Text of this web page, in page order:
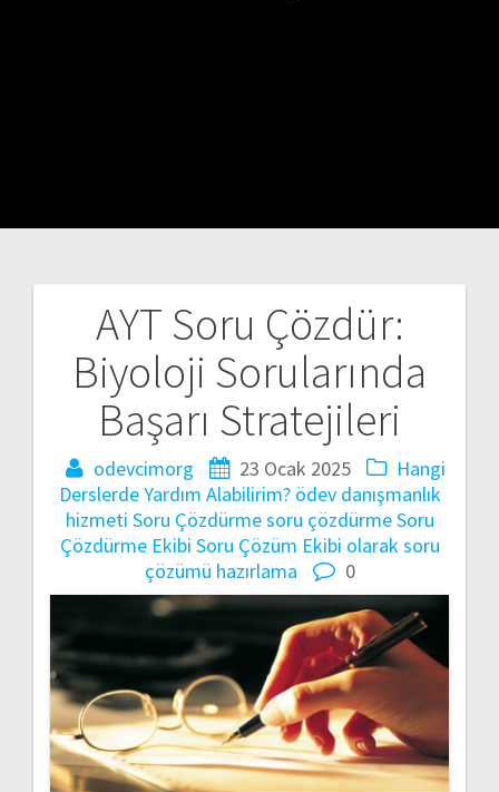
AYT Soru Çözdür:
Biyoloji Sorularında
Başarı Stratejileri
odevcimorg 23 Ocak 2025
Hangi
Derslerde Yardım Alabilirim? ödev danışmanlık
hizmeti Soru Çözdürmesoru çözdürmeSoru
Çözdürme Ekibi Soru Çözüm Ekibi olaraksoru
çözümü hazırlama
0
Yazı
gezinmesi